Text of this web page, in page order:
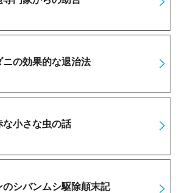
の効果的な退治法
な小さな虫の話
のシバンムシ駆除顛末記